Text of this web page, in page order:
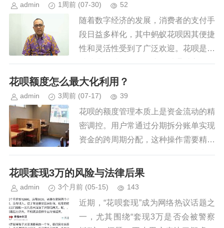
admin 1周前 (07-30) 52
随着数字经济的发展，消费者的支付手
段日益多样化，其中蚂蚁花呗因其便捷
性和灵活性受到了广泛欢迎。花呗是一
种消费信贷服务，用户可以通过它提前
购买商品和服务，并分期偿还欠款，其
花呗额度怎么最大化利用？
admin 3周前 (07-17) 39
花呗的额度管理本质上是资金流动的精
密调控。用户常通过分期拆分账单实现
资金的跨周期分配，这种操作需要精准
计算每笔消费的还款周期与资金成本。
例如将大额消费拆分为3期免息分期，
花呗套现3万的风险与法律后果
admin 3个月前 (05-15) 143
近期，“花呗套现”成为网络热议话题之
一，尤其围绕“套现3万是否会被警察